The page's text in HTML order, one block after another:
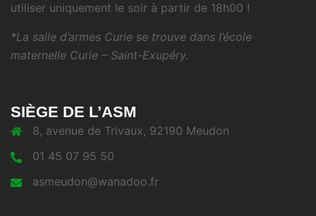
utiliser uniquement le soir à partir de 18h00 !
*La salle d’armes Curie se trouve dans l’école
maternelle Curie – Saint-Exupéry.
SIÈGE DE L’ASM
8, avenue de Trivaux, 92190 Meudon
01 45 07 95 50
asmeudon@wanadoo.fr